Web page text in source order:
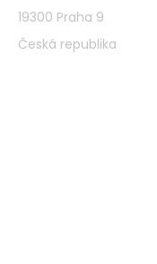
19300 Praha 9
Česká republika